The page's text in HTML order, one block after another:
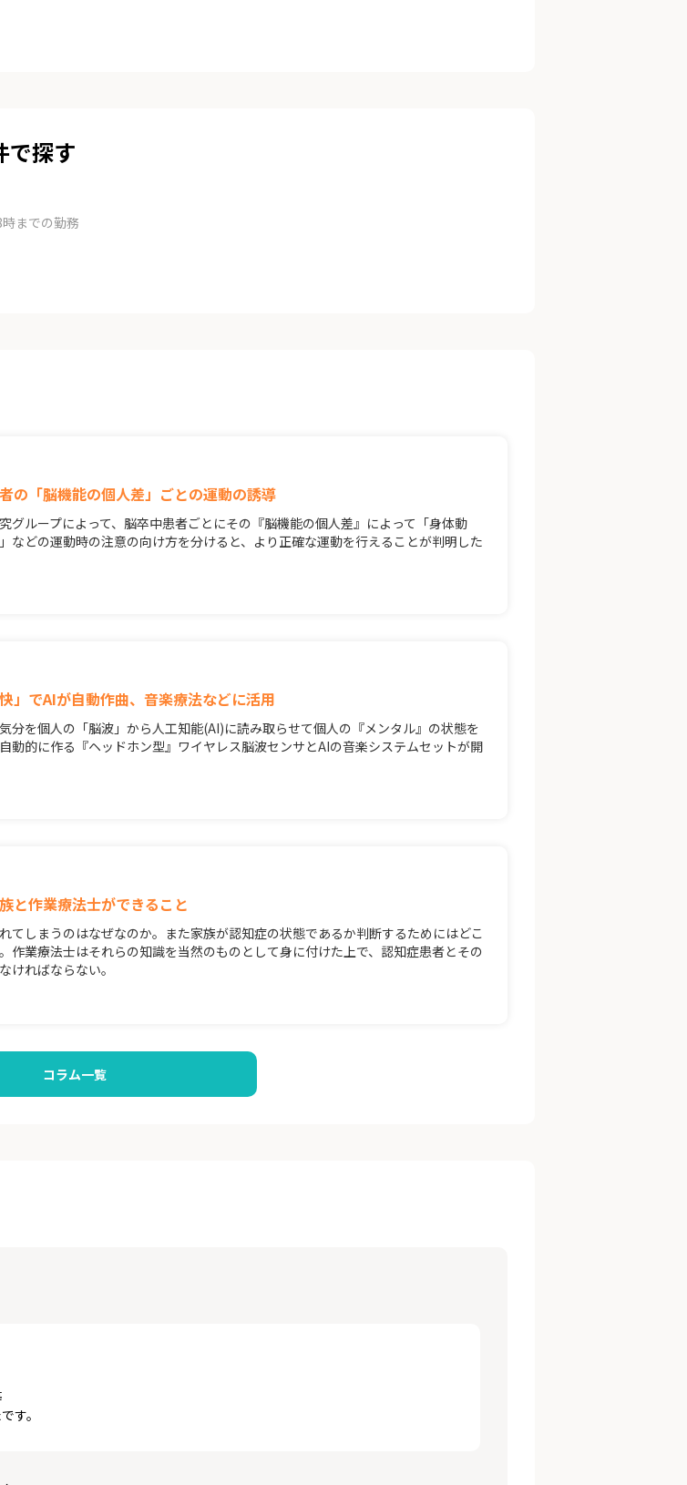
探す
までの勤務
の「脳機能の個人差」ごとの運動の誘導
グループによって、脳卒中患者ごとにその『脳機能の個人差』によって「身体動
などの運動時の注意の向け方を分けると、より正確な運動を行えることが判明した
」でAIが自動作曲、音楽療法などに活用
分を個人の「脳波」から人工知能(AI)に読み取らせて個人の『メンタル』の状態を
動的に作る『ヘッドホン型』ワイヤレス脳波センサとAIの音楽システムセットが開
と作業療法士ができること
てしまうのはなぜなのか。また家族が認知症の状態であるか判断するためにはどこ
作業療法士はそれらの知識を当然のものとして身に付けた上で、認知症患者とその
ければならない。
コラム一覧
す。